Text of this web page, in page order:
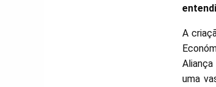
A
uma